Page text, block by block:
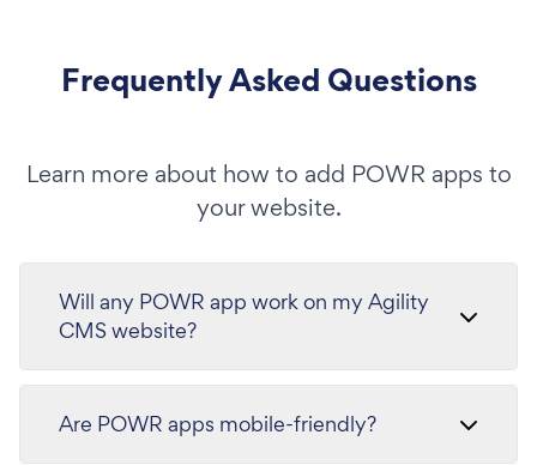
Frequently Asked Questions
Learn more about how to add POWR apps to
your website.
Will any POWR app work on my Agility
CMS website?
Are POWR apps mobile-friendly?